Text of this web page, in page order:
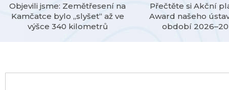
Objevili jsme: Zemětřesení na
Kamčatce bylo „slyšet“ až ve
výšce 340 kilometrů
Přečtěte si Akční
Award našeho
období